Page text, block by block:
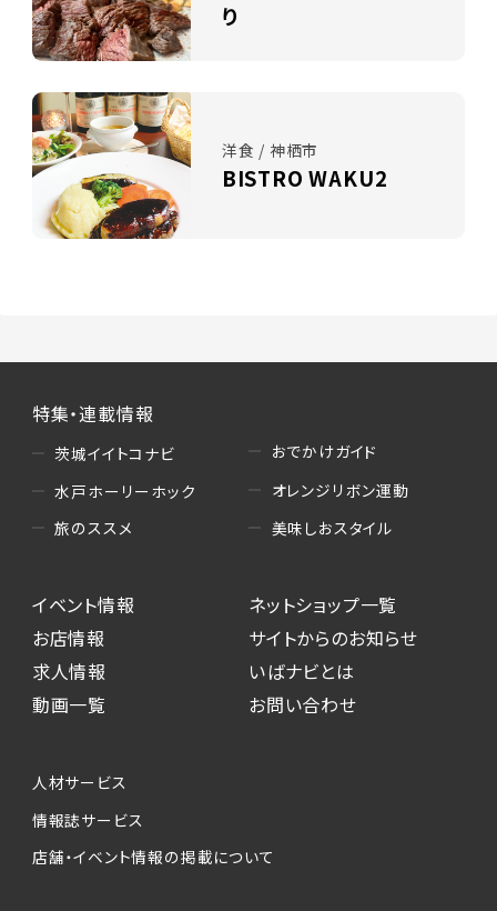
り
洋食 / 神栖市
BISTRO WAKU2
特集・連載情報
茨城イイトコナビ
水戸ホーリーホック
旅のススメ
おでかけガイド
オレンジリボン運動
美味しおスタイル
イベント情報
お店情報
求人情報
動画一覧
ネットショップ一覧
サイトからのお知らせ
いばナビとは
お問い合わせ
人材サービス
情報誌サービス
店舗・イベント情報の掲載について